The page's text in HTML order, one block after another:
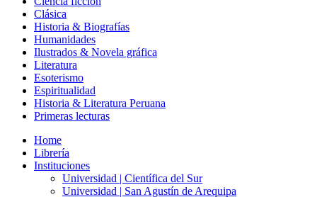
Clásica
Historia & Biografías
Humanidades
Ilustrados & Novela gráfica
Literatura
Esoterismo
Espiritualidad
Historia & Literatura Peruana
Primeras lecturas
Home
Librería
Instituciones
Universidad | Científica del Sur
Universidad | San Agustín de Arequipa